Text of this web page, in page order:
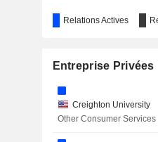
Relations Actives
Entreprise
Creighton University
Other Consumer Services